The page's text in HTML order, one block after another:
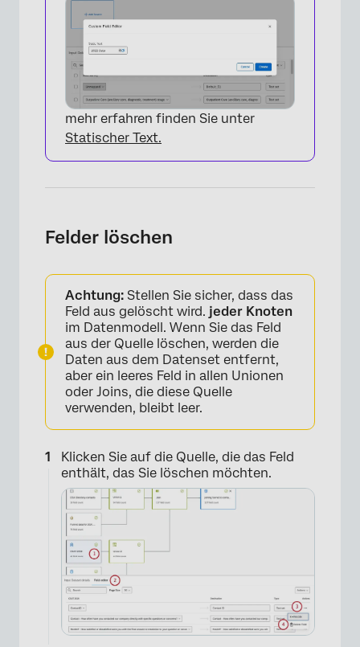
mehr erfahren finden Sie unter
Statischer Text.
Felder löschen
Achtung: Stellen Sie sicher, dass das
Feld aus gelöscht wird. jeder Knoten
im Datenmodell. Wenn Sie das Feld
aus der Quelle löschen, werden die
Daten aus dem Datenset entfernt,
aber ein leeres Feld in allen Unionen
oder Joins, die diese Quelle
verwenden, bleibt leer.
Klicken Sie auf die Quelle, die das Feld
enthält, das Sie löschen möchten.